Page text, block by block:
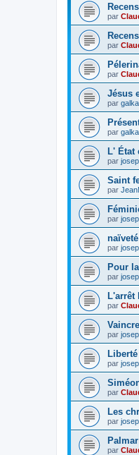
par
par
par
Jésus
par
par
L' État
par
Saint
par
par
par
Pour
par
L'arrêt
par
par
par
par
Les
par
par